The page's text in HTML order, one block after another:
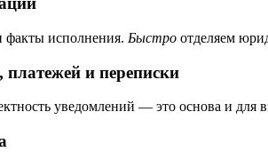
факты исполнения. Быстро отделяем
и переписки
уведомлений — это основа и